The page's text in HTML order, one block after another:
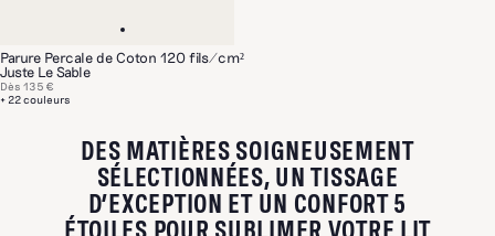
Parure Percale de Coton 120 fils/cm²
Juste Le Sable
+ 22 couleurs
Dès 135 €
DES MATIÈRES SOIGNEUSEMENT
SÉLECTIONNÉES, UN TISSAGE
D’EXCEPTION ET UN CONFORT 5
ÉTOILES POUR SUBLIMER VOTRE LIT